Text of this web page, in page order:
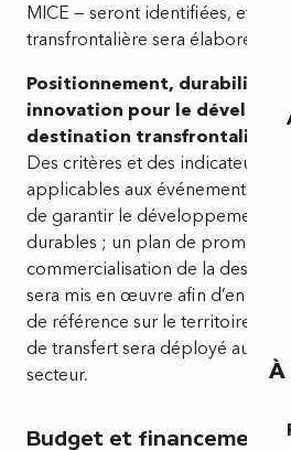
À
MICE — seront identifiées, et une
transfrontalière sera élaborée
Positionnement, durabilité,
innovation pour le
destination transfrontalière
Des critères et des indicateurs
applicables aux événements
de garantir le développement
durables ; un plan de promotion,
commercialisation de la
sera mis en œuvre afin d’en faire
de référence sur le territoire ; et
de transfert sera déployé au
secteur.
Budget et financement